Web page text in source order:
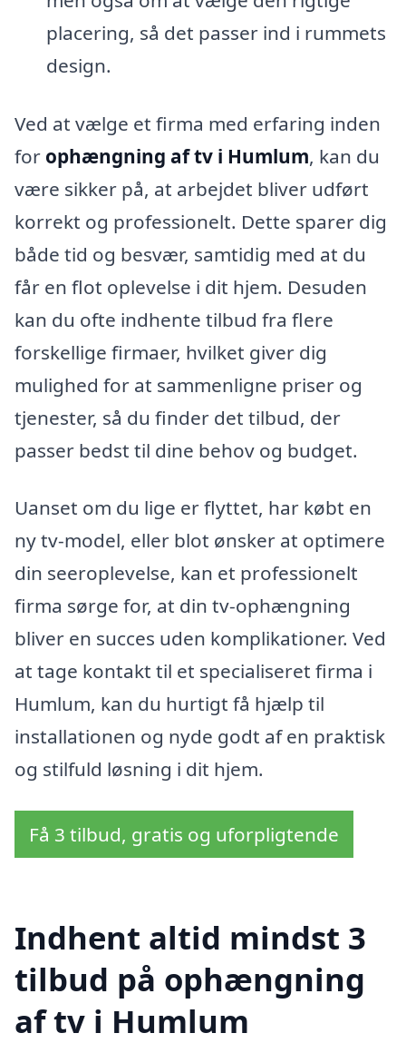
placering, så det passer ind i rummets
design.
Ved at vælge et firma med erfaring inden
for ophængning af tv i Humlum, kan du
være sikker på, at arbejdet bliver udført
korrekt og professionelt. Dette sparer dig
både tid og besvær, samtidig med at du
får en flot oplevelse i dit hjem. Desuden
kan du ofte indhente tilbud fra flere
forskellige firmaer, hvilket giver dig
mulighed for at sammenligne priser og
tjenester, så du finder det tilbud, der
passer bedst til dine behov og budget.
Uanset om du lige er flyttet, har købt en
ny tv-model, eller blot ønsker at optimere
din seeroplevelse, kan et professionelt
firma sørge for, at din tv-ophængning
bliver en succes uden komplikationer. Ved
at tage kontakt til et specialiseret firma i
Humlum, kan du hurtigt få hjælp til
installationen og nyde godt af en praktisk
og stilfuld løsning i dit hjem.
Få 3 tilbud, gratis og uforpligtende
Indhent altid mindst 3
tilbud på ophængning
af tv i Humlum